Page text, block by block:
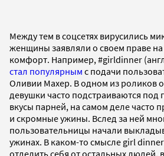
Между тем в соцсетях вирусились
женщины заявляли о своем праве
комфорт. Например, #girldinner
стал популярным с подачи
Оливии Махер. В одном из роликов
девушки часто подстраиваются под
вкусы парней, на самом деле часто
и скромные ужины. Вслед за ней
пользовательницы начали
ужинах. В каком-то смысле girl
отделить себя от остальных людей,